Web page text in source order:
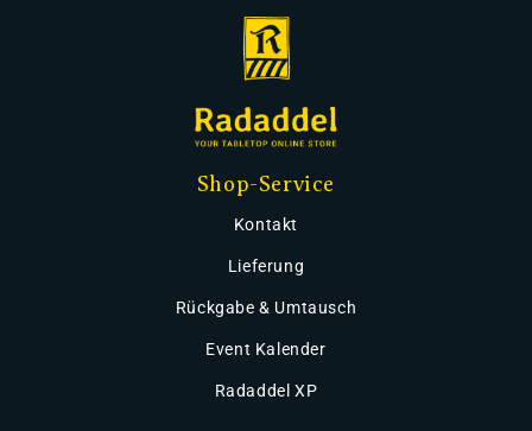
Shop-Service
Kontakt
Lieferung
Rückgabe & Umtausch
Event Kalender
Radaddel XP